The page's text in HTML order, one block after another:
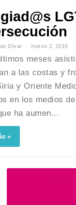
Dívar marzo 3, 2016
meses
a las costas y
y Oriente
en los medios
ha aumen...
»